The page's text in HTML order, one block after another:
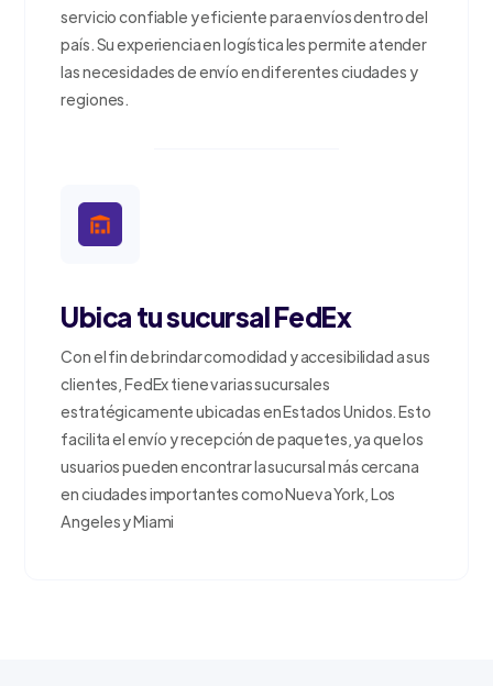
servicio confiable y eficiente para envíos dentro del
país. Su experiencia en logística les permite atender
las necesidades de envío en diferentes ciudades y
regiones.
Ubica tu sucursal FedEx
Con el fin de brindar comodidad y accesibilidad a sus
clientes, FedEx tiene varias sucursales
estratégicamente ubicadas en Estados Unidos. Esto
facilita el envío y recepción de paquetes, ya que los
usuarios pueden encontrar la sucursal más cercana
en ciudades importantes como Nueva York, Los
Angeles y Miami